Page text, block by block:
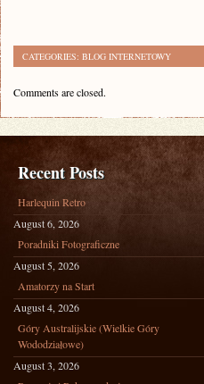
CATEGORIES: BLOG INTERNETOWY
Comments are closed.
Recent Posts
Harlequin Retro
August 6, 2026
Poradniki Fotograficzne
August 5, 2026
Amatorzy na Start
August 4, 2026
Góry Australijskie (Wielkie Góry
Wododziałowe)
August 3, 2026